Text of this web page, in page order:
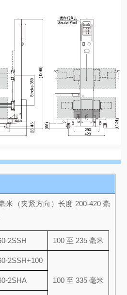
米（夹紧方向） 长度 200-420 毫
2SSH 100 至 235 毫米
2SSH+100
100 至 335 毫米
2SHA